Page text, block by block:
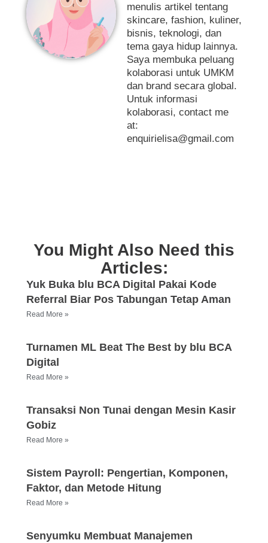
menulis artikel tentang
skincare, fashion, kuliner,
bisnis, teknologi, dan
tema gaya hidup lainnya.
Saya membuka peluang
kolaborasi untuk UMKM
dan brand secara global.
Untuk informasi
kolaborasi, contact me
at:
enquirielisa@gmail.com
You Might Also Need this
Articles:
Yuk Buka blu BCA Digital Pakai Kode
Referral Biar Pos Tabungan Tetap Aman
Read More »
Turnamen ML Beat The Best by blu BCA
Digital
Read More »
Transaksi Non Tunai dengan Mesin Kasir
Gobiz
Read More »
Sistem Payroll: Pengertian, Komponen,
Faktor, dan Metode Hitung
Read More »
Senyumku Membuat Manajemen